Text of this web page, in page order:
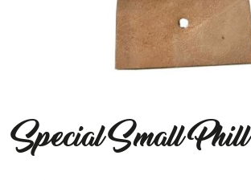
Special Small Phill